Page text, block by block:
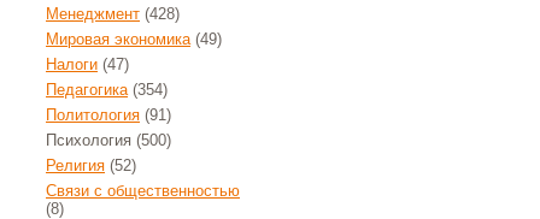
Менеджмент (428)
Мировая экономика(49)
Налоги (47)
Педагогика(354)
Политология (91)
Психология (500)
Религия (52)
Связи с общественностью
(8)